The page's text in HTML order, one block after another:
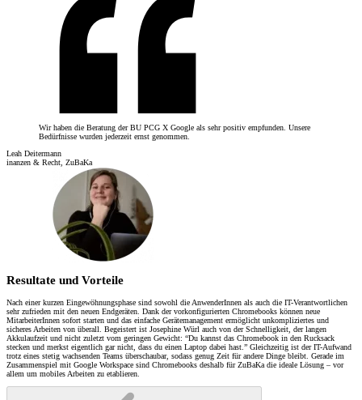
Wir haben die Beratung der BU PCG X Google als sehr positiv empfunden. Unsere
Bedürfnisse wurden jederzeit ernst genommen.
Leah Deitermann
inanzen & Recht, ZuBaKa
Resultate und Vorteile
Nach einer kurzen Eingewöhnungsphase sind sowohl die AnwenderInnen als auch die IT-Verantwortlichen
sehr zufrieden mit den neuen Endgeräten. Dank der vorkonfigurierten Chromebooks können neue
MitarbeiterInnen sofort starten und das einfache Gerätemanagement ermöglicht unkompliziertes und
sicheres Arbeiten von überall. Begeistert ist Josephine Würl auch von der Schnelligkeit, der langen
Akkulaufzeit und nicht zuletzt vom geringen Gewicht: “Du kannst das Chromebook in den Rucksack
stecken und merkst eigentlich gar nicht, dass du einen Laptop dabei hast.” Gleichzeitig ist der IT-Aufwand
trotz eines stetig wachsenden Teams überschaubar, sodass genug Zeit für andere Dinge bleibt. Gerade im
Zusammenspiel mit Google Workspace sind Chromebooks deshalb für ZuBaKa die ideale Lösung – vor
allem um mobiles Arbeiten zu etablieren.